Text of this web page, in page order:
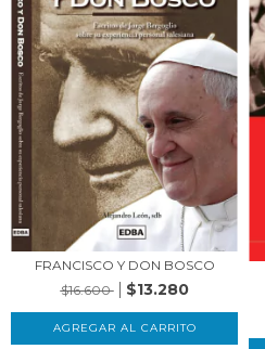
FRANCISCO Y DON BOSCO
$16.600
$13.280